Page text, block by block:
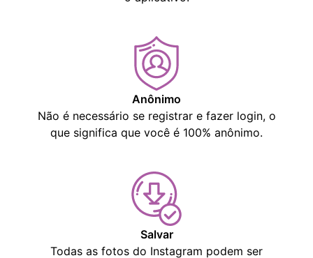
Anônimo
Não é necessário se registrar e fazer login, o
que significa que você é 100% anônimo.
Salvar
Todas as fotos do Instagram podem ser